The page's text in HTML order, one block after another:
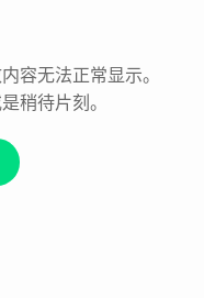
容无法正常显示。
稍待片刻。